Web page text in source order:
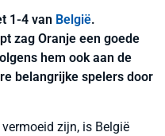
1-4 van België.
zag Oranje een goede
hem ook aan de
belangrijke spelers door
zijn, is België